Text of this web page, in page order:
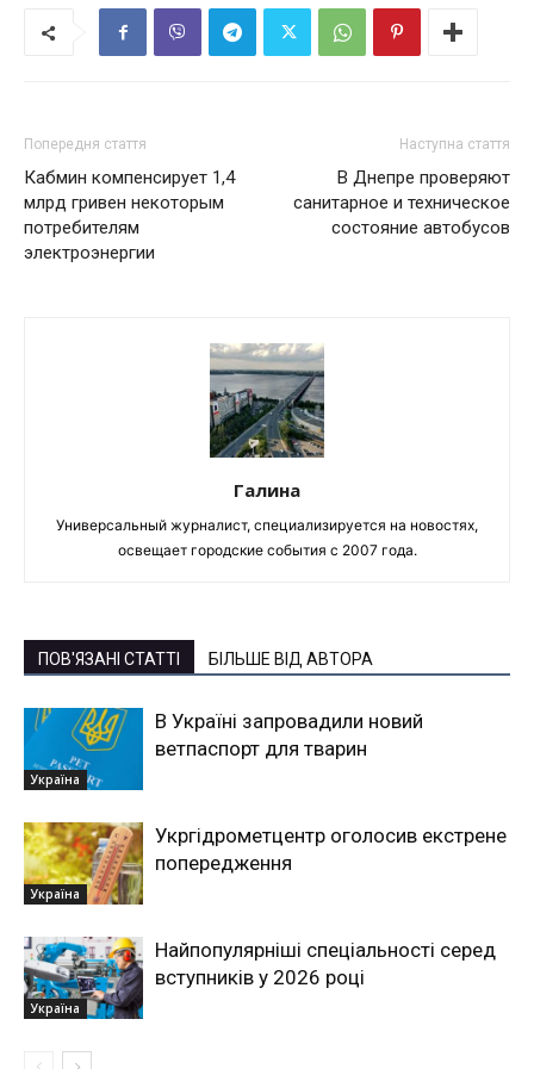
Попередня стаття
Кабмин компенсирует 1,4
млрд гривен некоторым
потребителям
электроэнергии
Наступна стаття
В Днепре проверяют
санитарное и техническое
состояние автобусов
Галина
Универсальный журналист, специализируется на новостях,
освещает городские события с 2007 года.
ПОВ'ЯЗАНІ СТАТТІ БІЛЬШЕ ВІД АВТОРА
Україна
В Україні запровадили новий
ветпаспорт для тварин
Україна
Укргідрометцентр оголосив екстрене
попередження
Україна
Найпопулярніші спеціальності серед
вступників у 2026 році